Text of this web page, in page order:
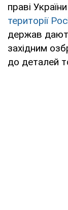
праві України
території
держав
західним
до деталей